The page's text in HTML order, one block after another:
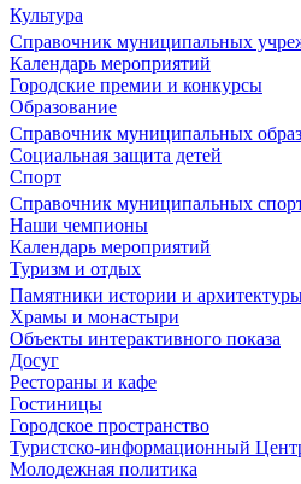
Культура
Справочник муниципальных
Календарь мероприятий
Городские премии и конкурсы
Образование
Справочник муниципальных
Социальная защита детей
Спорт
Справочник муниципальных
Наши чемпионы
Календарь мероприятий
Туризм и отдых
Памятники истории и
Храмы и монастыри
Объекты интерактивного показа
Досуг
Рестораны и кафе
Гостиницы
Городское пространство
Туристско-информационный
Молодежная политика